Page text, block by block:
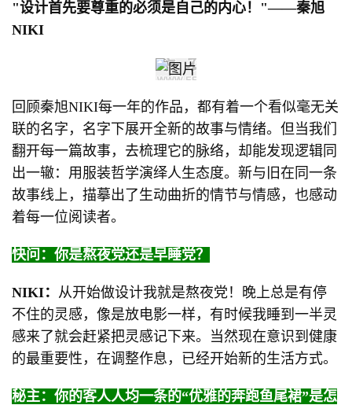
"设计首先要尊重的必须是自己的内心！"——秦旭
NIKI
回顾秦旭NIKI每一年的作品，都有着一个看似毫无关
联的名字，名字下展开全新的故事与情绪。但当我们
翻开每一篇故事，去梳理它的脉络，却能发现逻辑同
出一辙：用服装哲学演绎人生态度。新与旧在同一条
故事线上，描摹出了生动曲折的情节与情感，也感动
着每一位阅读者。
快问：你是熬夜党还是早睡党？
NIKI： 从开始做设计我就是熬夜党！晚上总是有停
不住的灵感，像是放电影一样，有时候我睡到一半灵
感来了就会赶紧把灵感记下来。当然现在意识到健康
的最重要性，在调整作息，已经开始新的生活方式。
秘主：你的客人人均一条的“优雅的奔跑鱼尾裙”是怎